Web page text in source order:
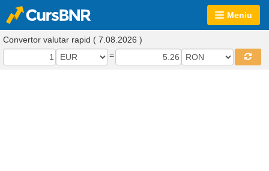
Meniu
Convertor valutar rapid ( 7.08.2026 )
=